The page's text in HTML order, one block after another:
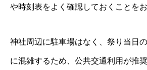
や時刻表をよく確認しておくことを
神社周辺に駐車場はなく、祭り当日
に混雑するため、公共交通利用が推